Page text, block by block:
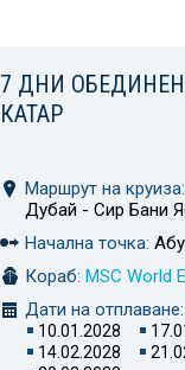
7 ДНИ
КАТАР
Маршрут на круиза:
Дубай - Сир Бани
Начална точка:
Кораб: MSC World
Дати на отплаване:
10.01.2028
14.02.2028